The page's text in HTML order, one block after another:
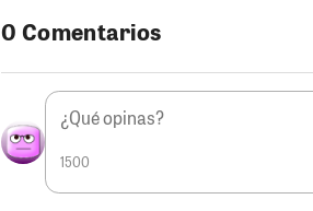
0 Comentarios
1500